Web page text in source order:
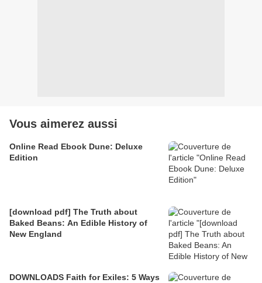
Vous aimerez aussi
Online Read Ebook Dune: Deluxe
Edition
[download pdf] The Truth about
Baked Beans: An Edible History of
New England
DOWNLOADS Faith for Exiles: 5 Ways